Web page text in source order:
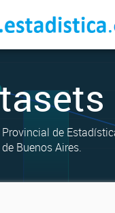
de
Buenos Aires.